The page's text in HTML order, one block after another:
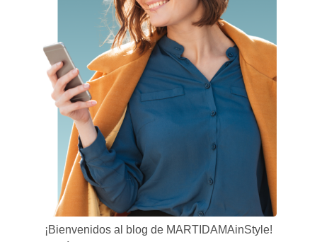
¡Bienvenidos al blog de MARTIDAMAinStyle!